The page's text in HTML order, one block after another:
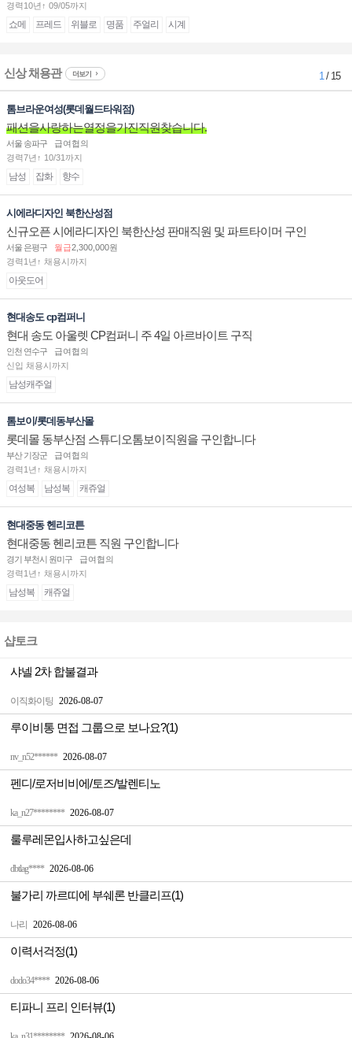
경력10년↑ 09/05까지
쇼메 프레드 위블로 명품 주얼리 시계
신상 채용관 더보기 1/ 15
톰브라운여성(롯데월드타워점)
패션을사랑하는열정을가진직원찾습니다.
서울 송파구
급여협의
경력7년↑ 10/31까지
남성 잡화 향수
시에라디자인 북한산성점
신규오픈 시에라디자인 북한산성 판매직원 및 파트타이머 구인
서울 은평구 월급2,300,000원
경력1년↑ 채용시까지
아웃도어
현대송도 cp컴퍼니
현대 송도 아울렛 CP컴퍼니 주 4일 아르바이트 구직
인천 연수구
급여협의
신입 채용시까지
남성캐주얼
톰보이/롯데동부산몰
롯데몰 동부산점 스튜디오톰보이직원을 구인합니다
부산 기장군
급여협의
경력1년↑ 채용시까지
여성복 남성복 캐쥬얼
현대중동 헨리코튼
현대중동 헨리코튼 직원 구인합니다
경기 부천시 원미구
급여협의
경력1년↑ 채용시까지
남성복 캐쥬얼
샵토크
이직화이팅 2026-08-07
샤넬 2차 합불결과
nv_n52****** 2026-08-07
루이비통 면접 그룹으로 보나요?(1)
ka_n27******** 2026-08-07
펜디/로저비비에/토즈/발렌티노
dbtlag**** 2026-08-06
룰루레몬입사하고싶은데
나리 2026-08-06
불가리 까르띠에 부쉐론 반클리프(1)
dodo34**** 2026-08-06
이력서걱정(1)
티파니 프리 인터뷰(1)